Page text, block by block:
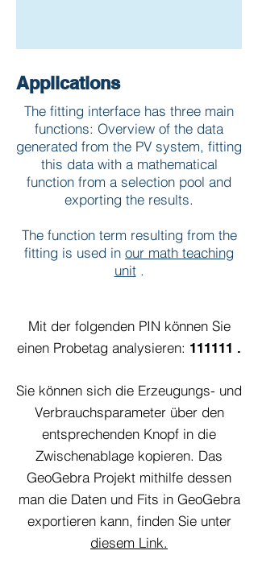
Applications
The fitting interface has three main
functions: Overview of the data
generated from the PV system, fitting
this data with a mathematical
function from a selection pool and
exporting the results.
The function term resulting from the
fitting is used in our math teaching
unit.
Mit der folgenden PIN können Sie
einen Probetag analysieren: 111111 .
Sie können sich die Erzeugungs- und
Verbrauchsparameter über den
entsprechenden Knopf in die
Zwischenablage kopieren. Das
GeoGebra Projekt mithilfe dessen
man die Daten und Fits in GeoGebra
exportieren kann, finden Sie unter
diesem Link.